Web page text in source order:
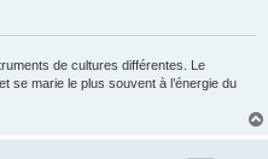
de cultures différentes. Le
se marie le plus souvent à l’énergie du